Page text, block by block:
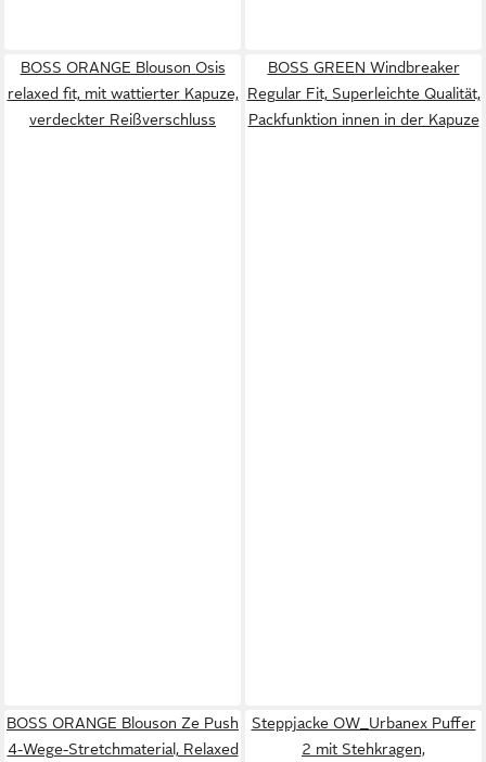
BOSS ORANGE Blouson Osis
relaxed fit, mit wattierter Kapuze,
verdeckter Reißverschluss
BOSS GREEN Windbreaker
Regular Fit, Superleichte Qualität,
Packfunktion innen in der Kapuze
BOSS ORANGE Blouson Ze Push
4-Wege-Stretchmaterial, Relaxed
Steppjacke OW_Urbanex Puffer
2 mit Stehkragen,